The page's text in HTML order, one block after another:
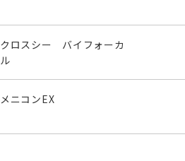
クロスシー バイフォーカ
ル
メニコンEX